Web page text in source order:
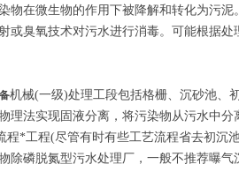
物在微生物的作用下被降解和转化为污
或臭氧技术对污水进行消毒。可能根据
机械(一级)处理工段包括格栅、沉砂池、
理法实现固液分离，将污染物从污水中
*工程(尽管有时有些工艺流程省去初沉
除磷脱氮型污水处理厂，一般不推荐曝